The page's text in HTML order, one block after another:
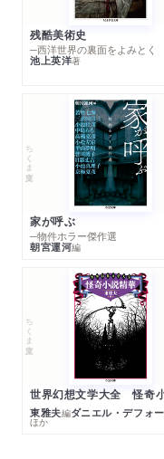
残酷美術史
─西洋世界の裏面をよみとく
池上英洋著
ちくま文庫
家が呼ぶ
─物件ホラー傑作選
朝宮運河編
ちくま文庫
東雅夫編ダニエル・デフォー
ほか